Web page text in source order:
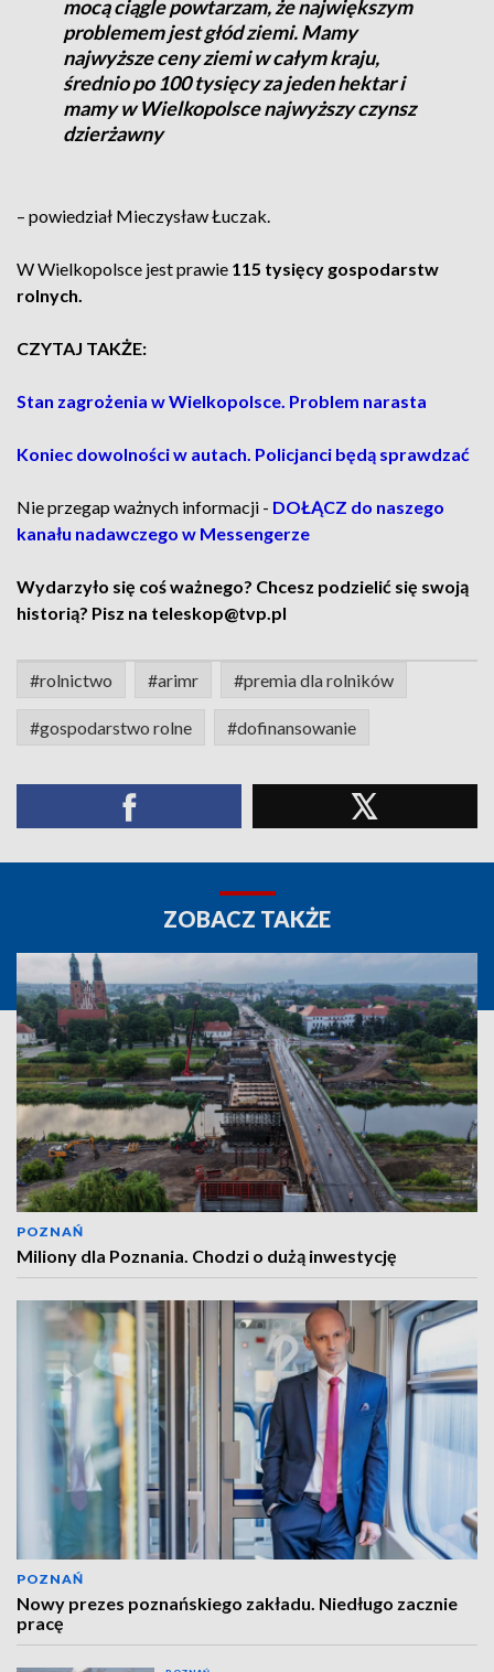
mocą ciągle powtarzam, że największym
problemem jest głód ziemi. Mamy
najwyższe ceny ziemi w całym kraju,
średnio po 100 tysięcy za jeden hektar i
mamy w Wielkopolsce najwyższy czynsz
dzierżawny
– powiedział Mieczysław Łuczak.
W Wielkopolsce jest prawie 115 tysięcy gospodarstw
rolnych.
CZYTAJ TAKŻE:
Stan zagrożenia w Wielkopolsce. Problem narasta
Koniec dowolności w autach. Policjanci będą sprawdzać
Nie przegap ważnych informacji - DOŁĄCZ do naszego
kanału nadawczego w Messengerze
Wydarzyło się coś ważnego? Chcesz podzielić się swoją
historią? Pisz na teleskop@tvp.pl
#rolnictwo #arimr #premia dla rolników
#gospodarstwo rolne #dofinansowanie
ZOBACZ TAKŻE
POZNAŃ
Miliony dla Poznania. Chodzi o dużą inwestycję
POZNAŃ
Nowy prezes poznańskiego zakładu. Niedługo zacznie
pracę